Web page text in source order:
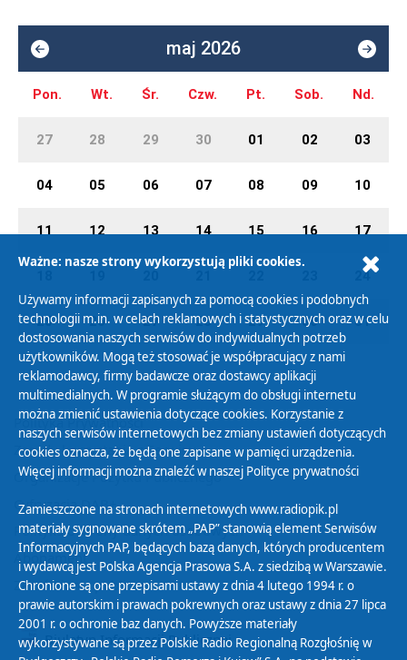
maj 2026
Pon. Wt. Śr. Czw. Pt. Sob. Nd.
27 28 29 30 01 02 03
04 05 06 07 08 09 10
11 12 13 14 15 16 17
24
25 26 27 28 29 30 31
Polityka Prywatności
Zasady korzystania z Serwisu
Organizacje Pożytku Publicznego
Cyfryzacja DAB+
Polityka ochrony danych osobowych
Abonament
Zamówienia publiczne
Biuletyn Informacji Publicznej
Ważne: nasze strony wykorzystują pliki cookies.
Używamy informacji zapisanych za pomocą cookies i podobnych
technologii m.in. w celach reklamowych i statystycznych oraz w celu
dostosowania naszych serwisów do indywidualnych potrzeb
użytkowników. Mogą też stosować je współpracujący z nami
reklamodawcy, firmy badawcze oraz dostawcy aplikacji
multimedialnych. W programie służącym do obsługi internetu
można zmienić ustawienia dotyczące cookies. Korzystanie z
naszych serwisów internetowych bez zmiany ustawień dotyczących
cookies oznacza, że będą one zapisane w pamięci urządzenia.
Więcej informacji można znaleźć w naszej Polityce prywatności
Zamieszczone na stronach internetowych www.radiopik.pl
materiały sygnowane skrótem „PAP” stanowią element Serwisów
Informacyjnych PAP, będących bazą danych, których producentem
i wydawcą jest Polska Agencja Prasowa S.A. z siedzibą w Warszawie.
Chronione są one przepisami ustawy z dnia 4 lutego 1994 r. o
prawie autorskim i prawach pokrewnych oraz ustawy z dnia 27 lipca
2001 r. o ochronie baz danych. Powyższe materiały
wykorzystywane są przez Polskie Radio Regionalną Rozgłośnię w